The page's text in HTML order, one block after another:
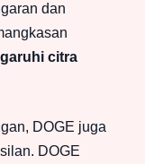
dan
citra
DOGE juga
DOGE